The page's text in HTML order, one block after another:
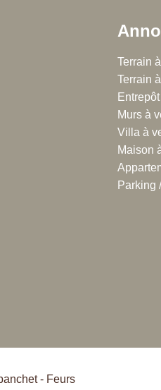
Régie
38
Terrain
Terrain
Murs à
Villa à
Maison
Parking
- Feurs